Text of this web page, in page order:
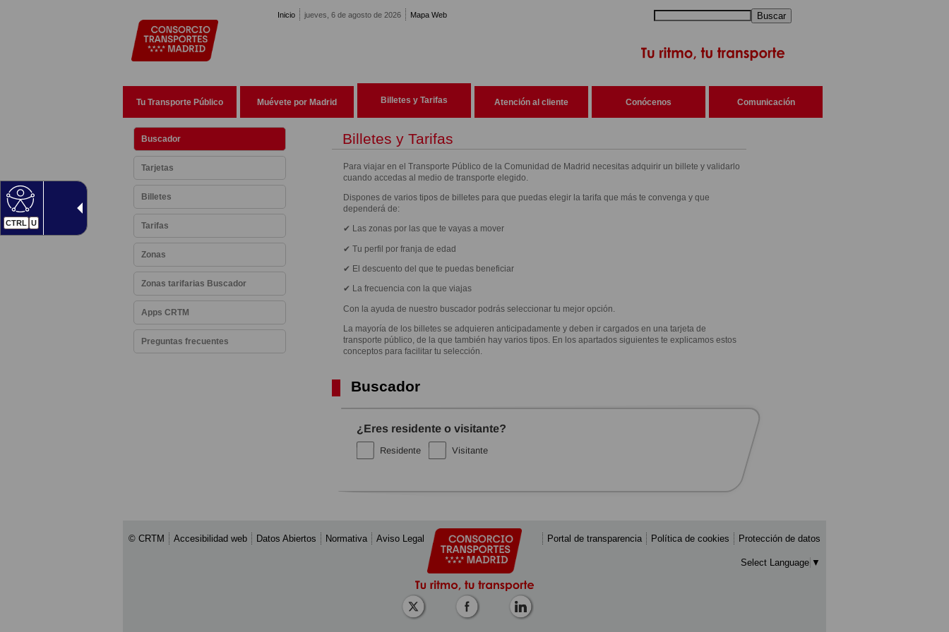
CTRL U
Inicio jueves, 6 de agosto de 2026 Mapa Web Buscar
Tu Transporte Público Muévete por Madrid Billetes y Tarifas Atención al cliente Conócenos Comunicación
Buscador
Tarjetas
Billetes
Tarifas
Zonas
Zonas tarifarias Buscador
Apps CRTM
Preguntas frecuentes
Billetes y Tarifas
Para viajar en el Transporte Público de la Comunidad de Madrid necesitas adquirir un billete y validarlo
cuando accedas al medio de transporte elegido.
Dispones de varios tipos de billetes para que puedas elegir la tarifa que más te convenga y que
dependerá de:
✔ Las zonas por las que te vayas a mover
✔ Tu perfil por franja de edad
✔ El descuento del que te puedas beneficiar
✔ La frecuencia con la que viajas
Con la ayuda de nuestro buscador podrás seleccionar tu mejor opción.
La mayoría de los billetes se adquieren anticipadamente y deben ir cargados en una tarjeta de
transporte público, de la que también hay varios tipos. En los apartados siguientes te explicamos estos
conceptos para facilitar tu selección.
Buscador
¿Eres residente o visitante?
Residente Visitante
© CRTM Accesibilidad web Datos Abiertos Normativa Aviso Legal Portal de transparencia Política de cookies Protección de datos
Select Language ▼